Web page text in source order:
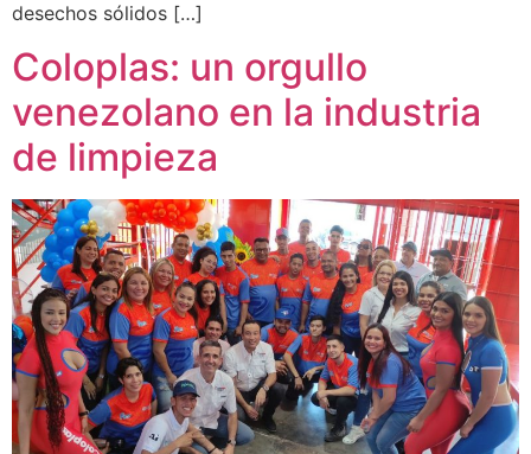
desechos sólidos […]
Coloplas: un orgullo
venezolano en la industria
de limpieza